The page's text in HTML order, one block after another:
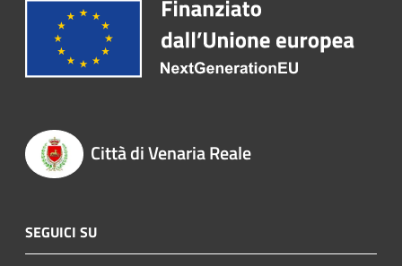
Città di Venaria Reale
SEGUICI SU